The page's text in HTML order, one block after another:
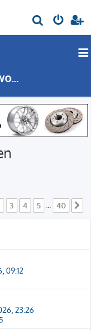
o
Onbeantwoorde onderwerpen
van 40
3 4 5 40
09:12
23:26